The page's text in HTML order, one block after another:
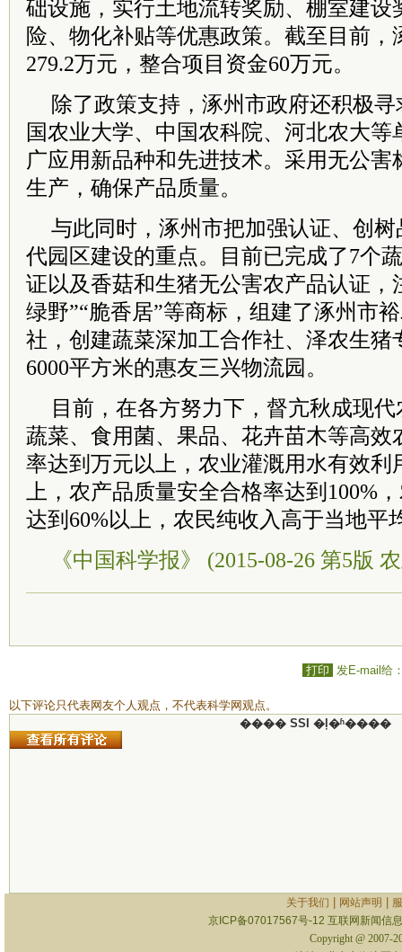
础设施，实行土地流转奖励、棚室建设
险、物化补贴等优惠政策。截至目前，
279.2万元，整合项目资金60万元。
除了政策支持，涿州市政府还积极
国农业大学、中国农科院、河北农大等
广应用新品种和先进技术。采用无公害
生产，确保产品质量。
与此同时，涿州市把加强认证、创
代园区建设的重点。目前已完成了7个
证以及香菇和生猪无公害农产品认证，
绿野”“脆香居”等商标，组建了涿州市
社，创建蔬菜深加工合作社、泽农生猪
6000平方米的惠友三兴物流园。
目前，在各方努力下，督亢秋成现
蔬菜、食用菌、果品、花卉苗木等高效
率达到万元以上，农业灌溉用水有效利
上，农产品质量安全合格率达到100%
达到60%以上，农民纯收入高于当地平
《中国科学报》 (2015-08-26 第5版
打印 发E-mail给
以下评论只代表网友个人观点，不代表科学网观点。
���� SSI �ļ�ʱ����
关于我们 网站声明
京ICP备07017567号-12 互联网新闻信
Copyright @ 2007-